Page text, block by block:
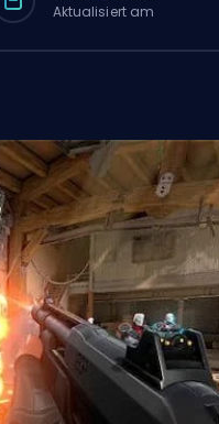
Aktualisiert am